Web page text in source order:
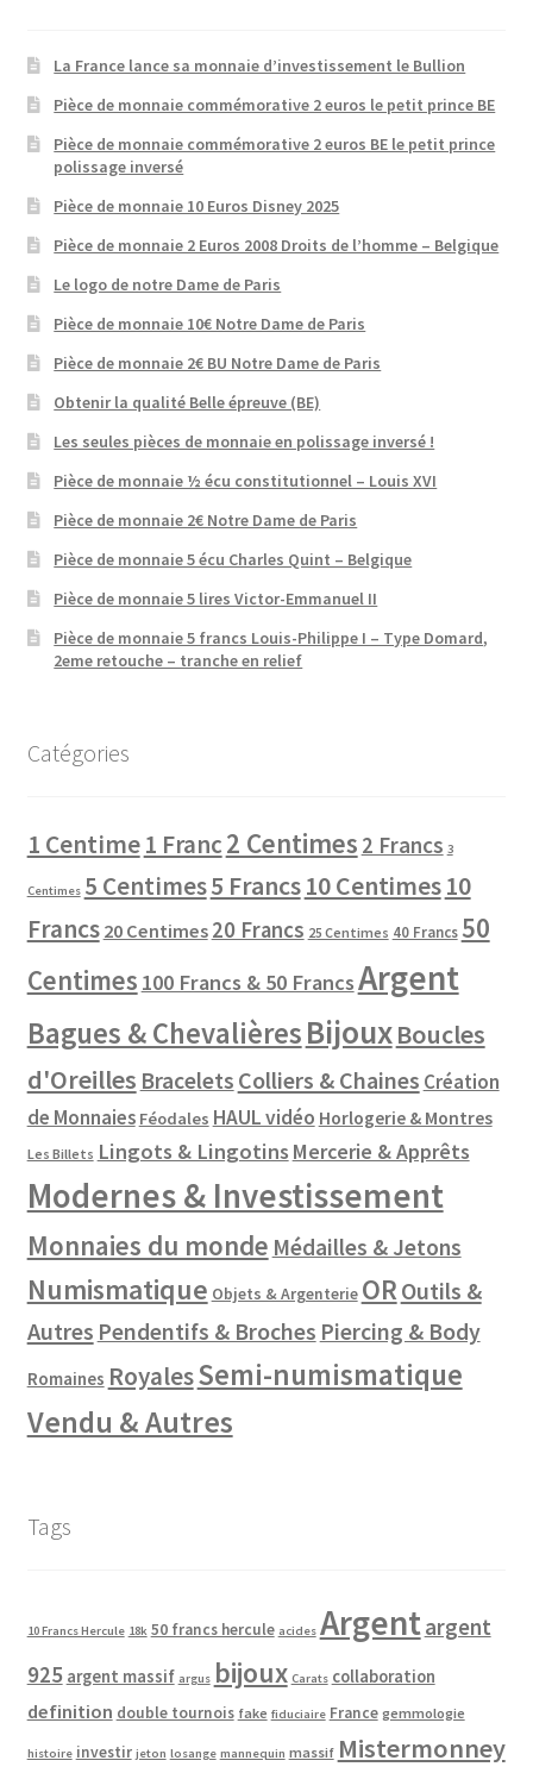
La France lance sa monnaie d’investissement le Bullion
Pièce de monnaie commémorative 2 euros le petit prince BE
Pièce de monnaie commémorative 2 euros BE le petit prince
polissage inversé
Pièce de monnaie 10 Euros Disney 2025
Pièce de monnaie 2 Euros 2008 Droits de l’homme – Belgique
Le logo de notre Dame de Paris
Pièce de monnaie 10€ Notre Dame de Paris
Pièce de monnaie 2€ BU Notre Dame de Paris
Obtenir la qualité Belle épreuve (BE)
Les seules pièces de monnaie en polissage inversé !
Pièce de monnaie ½ écu constitutionnel – Louis XVI
Pièce de monnaie 2€ Notre Dame de Paris
Pièce de monnaie 5 écu Charles Quint – Belgique
Pièce de monnaie 5 lires Victor-Emmanuel II
Pièce de monnaie 5 francs Louis-Philippe I – Type Domard,
2eme retouche – tranche en relief
Catégories
1 Centime1 Franc2 Centimes 2 Francs 3
Centimes 5 Centimes5 Francs10 Centimes10
Francs 20 Centimes 20 Francs 25 Centimes 40 Francs 50
Centimes 100 Francs & 50 FrancsArgent
Bagues & ChevalièresBijouxBoucles
d'Oreilles Bracelets Colliers & Chaines Création
de Monnaies Féodales HAUL vidéo Horlogerie & Montres
Les Billets Lingots & Lingotins Mercerie & Apprêts
Modernes & Investissement
Monnaies du monde Médailles & Jetons
Numismatique Objets & Argenterie OR Outils &
Autres Pendentifs & Broches Piercing & Body
Romaines RoyalesSemi-numismatique
Vendu & Autres
Tags
10 Francs Hercule 18k 50 francs hercule acides Argentargent
925 argent massif argus bijoux Carats collaboration
definition double tournois fake fiduciaire France gemmologie
histoire investir jeton losange mannequin massif Mistermonney